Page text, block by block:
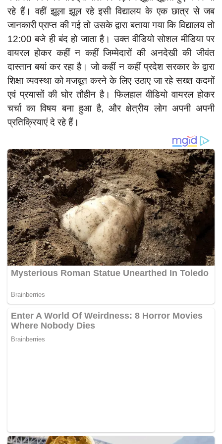
रहे हैं। वहीं झूला झूल रहे इसी विद्यालय के एक छात्र से जब
जानकारी प्राप्त की गई तो उसके द्वारा बताया गया कि विद्यालय तो
12:00 बजे ही बंद हो जाता है। उक्त वीडियो सोशल मीडिया पर
वायरल होकर कहीं न कहीं जिम्मेदारों की अनदेखी की जीवंत
दास्तान बयां कर रहा है। जो कहीं न कहीं प्रदेश सरकार के द्वारा
शिक्षा व्यवस्था को मजबूत करने के लिए उठाए जा रहे सख्त कदमों
एवं प्रयासों की घोर तौहीन है। फिलहाल वीडियो वायरल होकर
चर्चा का विषय बना हुआ है, और क्षेत्रीय लोग अपनी अपनी
प्रतिक्रियाएं दे रहे हैं।